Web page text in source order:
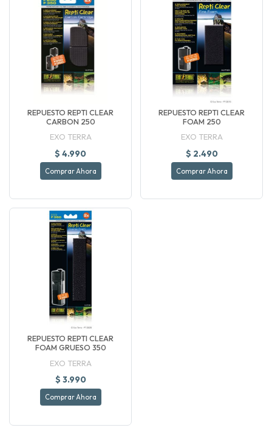
REPUESTO REPTI CLEAR
CARBON 250
EXO TERRA
$ 4.990
Comprar Ahora
REPUESTO REPTI CLEAR
FOAM 250
EXO TERRA
$ 2.490
Comprar Ahora
REPUESTO REPTI CLEAR
FOAM GRUESO 350
EXO TERRA
$ 3.990
Comprar Ahora